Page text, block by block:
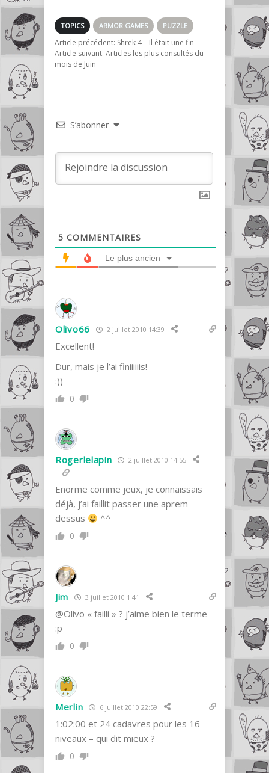
TOPICS ARMOR GAMES PUZZLE
Article précédent: Shrek 4 – Il était une fin
Article suivant: Articles les plus consultés du
mois de Juin
S’abonner
5 COMMENTAIRES
Le plus ancien
Olivo66 2 juillet 2010 14:39
Excellent!
Dur, mais je l’ai finiiiiiis!
:))
0
Rogerlelapin 2 juillet 2010 14:55
Enorme comme jeux, je connaissais
déjà, j’ai faillit passer une aprem
dessus
^^
0
Jim 3 juillet 2010 1:41
@Olivo « failli » ? j’aime bien le terme
:p
0
Merlin 6 juillet 2010 22:59
1:02:00 et 24 cadavres pour les 16
niveaux – qui dit mieux ?
0